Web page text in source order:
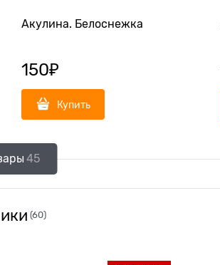
Акулина. Белоснежка
150₽
Купить
45
(60)